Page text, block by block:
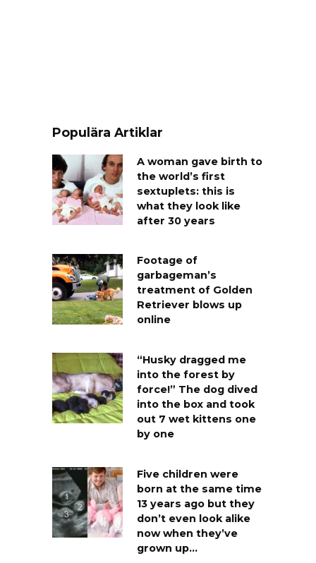
Populära Artiklar
A woman gave birth to
the world’s first
sextuplets: this is
what they look like
after 30 years
Footage of
garbageman’s
treatment of Golden
Retriever blows up
online
“Husky dragged me
into the forest by
force!” The dog dived
into the box and took
out 7 wet kittens one
by one
Five children were
born at the same time
13 years ago but they
don’t even look alike
now when they’ve
grown up…